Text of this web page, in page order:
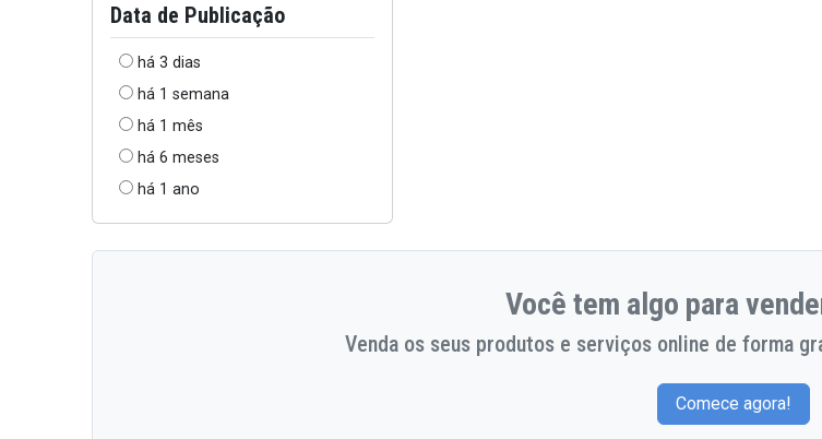
Data de Publicação
há 3 dias
há 1 semana
há 1 mês
há 6 meses
há 1 ano
Você tem algo para
Venda os seus produtos e serviços online de forma
Comece agora!